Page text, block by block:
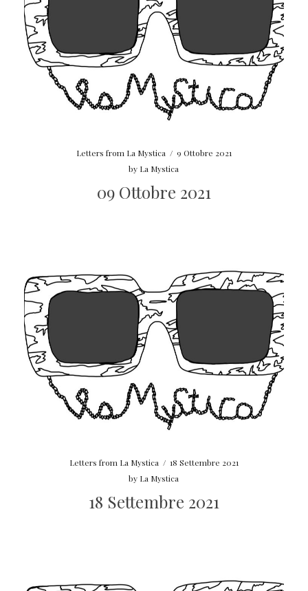
Letters from La Mystica / 9 Ottobre 2021
by La Mystica
09 Ottobre 2021
Letters from La Mystica / 18 Settembre 2021
by La Mystica
18 Settembre 2021